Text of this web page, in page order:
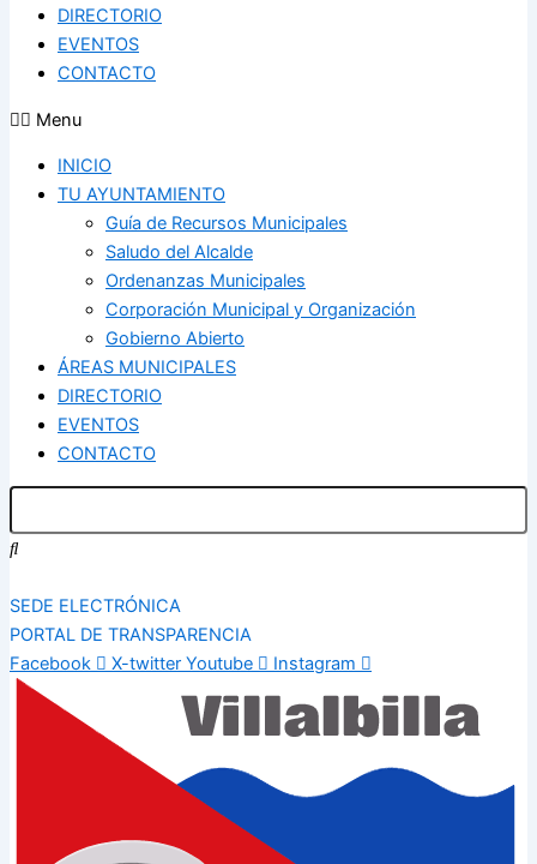
DIRECTORIO
EVENTOS
CONTACTO
Menu
INICIO
TU AYUNTAMIENTO
Guía de Recursos Municipales
Saludo del Alcalde
Ordenanzas Municipales
Corporación Municipal y Organización
Gobierno Abierto
ÁREAS MUNICIPALES
DIRECTORIO
EVENTOS
CONTACTO
SEDE ELECTRÓNICA
PORTAL DE TRANSPARENCIA
Facebook
X-twitter Youtube Instagram